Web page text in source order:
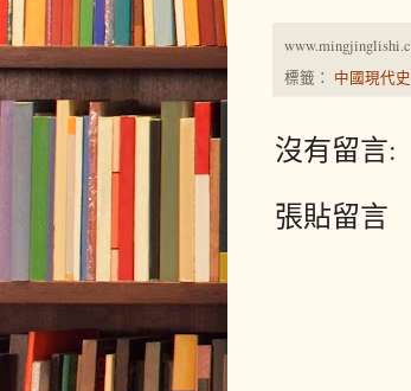
標籤： 中國現代史
沒有留言:
張貼留言